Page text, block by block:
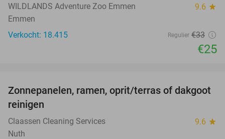
WILDLANDS Adventure Zoo Emmen 9.6 star
Emmen
Verkocht: 18.415
Regulier €33
€25
53%
Zonnepanelen, ramen, oprit/terras of dakgoot
reinigen
Claassen Cleaning Services 9.6 star
Nuth